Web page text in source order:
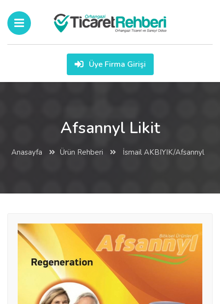
Üye Firma Girişi
Afsannyl Likit
Anasayfa Ürün Rehberi İsmail AKBIYIK/Afsannyl